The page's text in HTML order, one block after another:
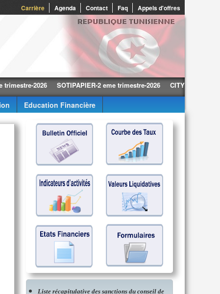
Carrière Agenda Contact Faq Appels d'offres
2026 SOTIPAPIER-2 eme trimestre-2026 CITY CARS-2 eme
Education Financière
Liste récapitulative des sanctions du conseil de